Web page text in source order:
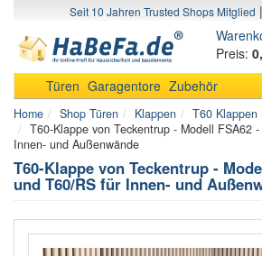
Seit 10 Jahren Trusted Shops Mitglied |
Preis:
Türen Garagentore Zubehör
Home Shop Türen Klappen
T60 Klappen
T60-Klappe von Teckentrup - Modell FSA62
Innen- und Außenwände
T60-Klappe von Teckentrup -
und T60/RS für Innen- und